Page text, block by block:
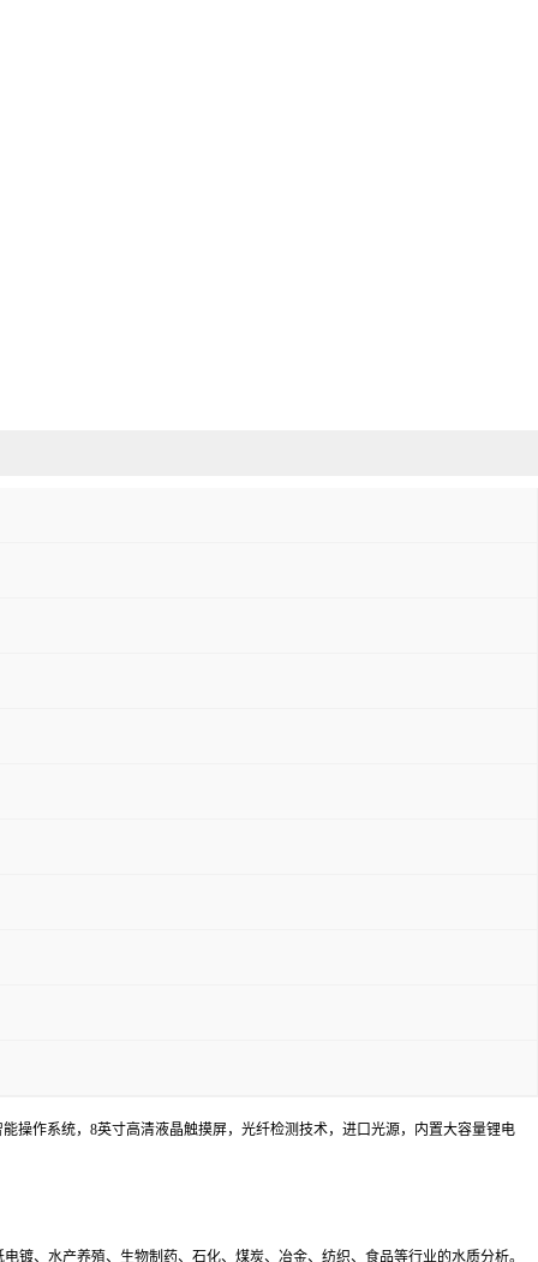
操作系统，8英寸高清液晶触摸屏，光纤检测技术，进口光源，内置大容量锂电
、水产养殖、生物制药、石化、煤炭、冶金、纺织、食品等行业的水质分析。